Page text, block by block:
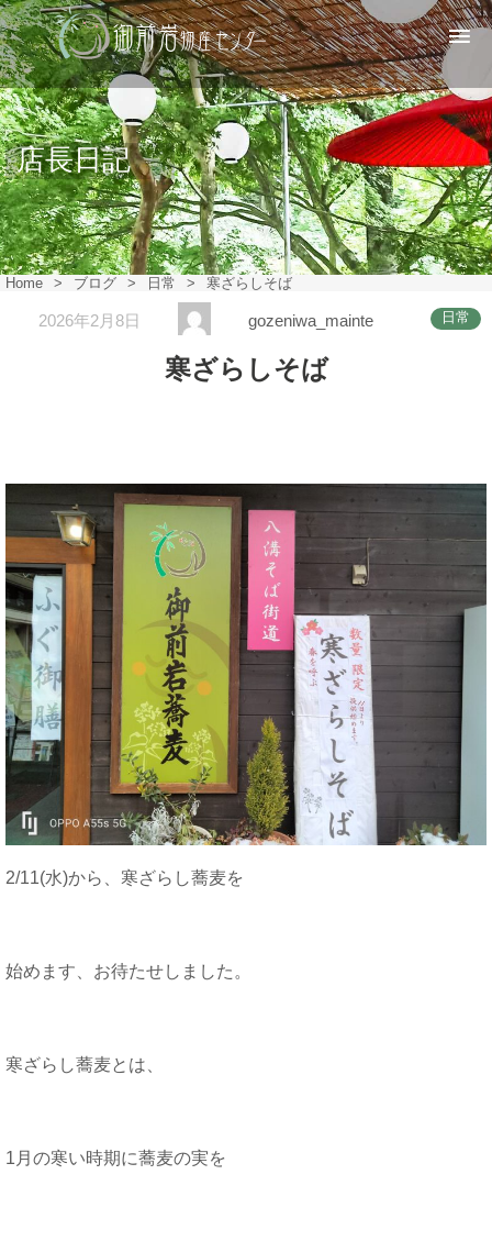
店長日記
Home > ブログ > 日常 > 寒ざらしそば
2026年2月8日 gozeniwa_mainte 日常
寒ざらしそば
2/11(水)から、寒ざらし蕎麦を
始めます、お待たせしました。
寒ざらし蕎麦とは、
1月の寒い時期に蕎麦の実を